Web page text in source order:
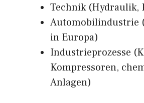
Technik (Hydraulik,
Automobilindustrie
in Europa)
Industrieprozesse
Kompressoren,
Anlagen)